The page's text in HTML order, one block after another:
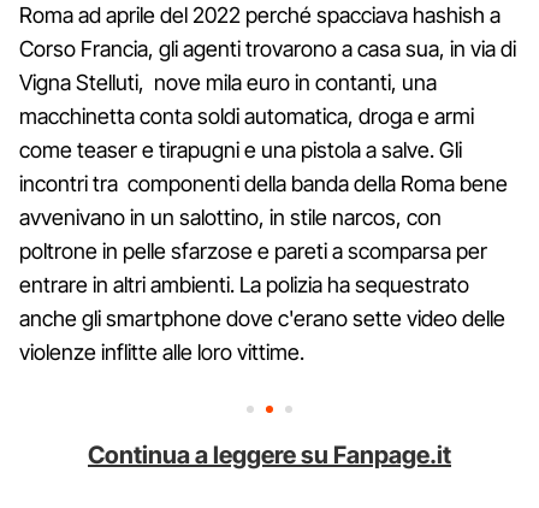
Roma ad aprile del 2022 perché spacciava hashish a
Corso Francia, gli agenti trovarono a casa sua, in via di
Vigna Stelluti, nove mila euro in contanti, una
macchinetta conta soldi automatica, droga e armi
come teaser e tirapugni e una pistola a salve. Gli
incontri tra componenti della banda della Roma bene
avvenivano in un salottino, in stile narcos, con
poltrone in pelle sfarzose e pareti a scomparsa per
entrare in altri ambienti. La polizia ha sequestrato
anche gli smartphone dove c'erano sette video delle
violenze inflitte alle loro vittime.
Continua a leggere su Fanpage.it